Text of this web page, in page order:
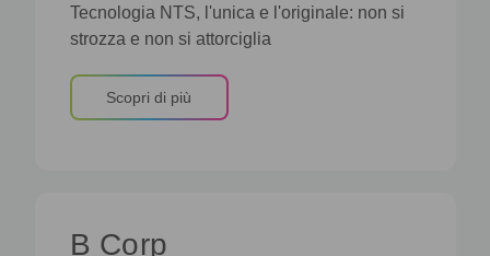
Tecnologia NTS, l'unica e l'originale: non si
strozza e non si attorciglia
Scopri di più
B Corp